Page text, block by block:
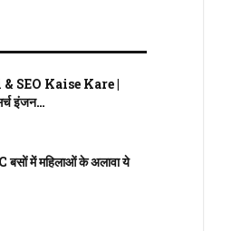
SEO Kaise Kare |
इंजन…
बसों में महिलाओं के अलावा ये